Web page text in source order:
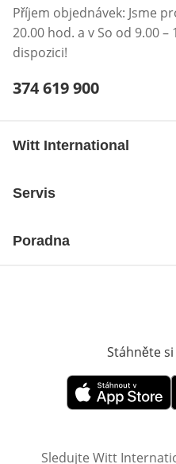
Příjem objednávek: Jsme
20.00 hod. a v So od 9.00
dispozici!
Telefonní číslo:
374 619 900
Witt International
Servis
Poradna
Stáhněte
Otevře v novém
Sledujte Witt